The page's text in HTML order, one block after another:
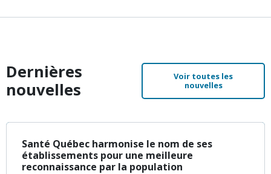
Dernières
nouvelles
Voir toutes les
nouvelles
Santé Québec harmonise le nom de ses
établissements pour une meilleure
reconnaissance par la population
En savoir plusà propos de Santé